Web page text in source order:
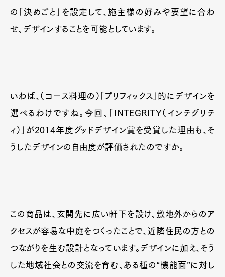
の「決めごと」を設定して、施主様の好みや要望に合わ
せ、デザインすることを可能としています。
いわば、（コース料理の）「プリフィックス」的にデザインを
選べるわけですね。今回、「INTEGRITY（インテグリテ
ィ）」が2014年度グッドデザイン賞を受賞した理由も、そ
うしたデザインの自由度が評価されたのですか。
この商品は、玄関先に広い軒下を設け、敷地外からのア
クセスが容易な中庭をつくったことで、近隣住民の方との
つながりを生む設計となっています。デザインに加え、そう
した地域社会との交流を育む、ある種の“機能面”に対し